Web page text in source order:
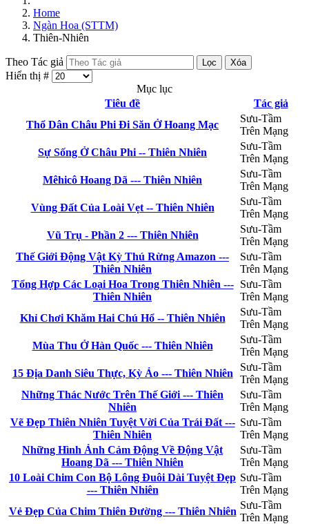
Home
Ngàn Hoa (STTM)
Thiên-Nhiên
Theo Tác giả Lọc Xóa
Hiển thị #
Mục lục
Tiêu đề
Tác giả
Thổ Dân Châu Phi Đi Săn Ở Hoang Mạc
Sưu-Tầm
Trên Mạng
Sự Sống Ở Châu Phi -- Thiên Nhiên
Sưu-Tầm
Trên Mạng
Mêhicô Hoang Dã --- Thiên Nhiên
Sưu-Tầm
Trên Mạng
Vùng Đất Của Loài Vẹt -- Thiên Nhiên
Sưu-Tầm
Trên Mạng
Vũ Trụ - Phần 2 --- Thiên Nhiên
Sưu-Tầm
Trên Mạng
Thế Giới Động Vật Kỳ Thú Rừng Amazon ---
Thiên Nhiên
Sưu-Tầm
Trên Mạng
Tổng Hợp Các Loại Hoa Trong Thiên Nhiên ---
Thiên Nhiên
Sưu-Tầm
Trên Mạng
Khỉ Chơi Khăm Hai Chú Hổ -- Thiên Nhiên
Sưu-Tầm
Trên Mạng
Mùa Thu Ở Hàn Quốc --- Thiên Nhiên
Sưu-Tầm
Trên Mạng
15 Địa Danh Siêu Thực, Kỳ Ảo --- Thiên Nhiên
Sưu-Tầm
Trên Mạng
Những Thác Nước Trên Thế Giới --- Thiên
Nhiên
Sưu-Tầm
Trên Mạng
Vẽ Đẹp Thiên Nhiên Tuyệt Vời Của Trái Đất ---
Thiên Nhiên
Sưu-Tầm
Trên Mạng
Những Hình Ảnh Cảm Động Về Động Vật
Hoang Dã --- Thiên Nhiên
Sưu-Tầm
Trên Mạng
10 Loài Chim Con Bộ Lông Đuôi Dài Tuyệt Đẹp
--- Thiên Nhiên
Sưu-Tầm
Trên Mạng
Vẻ Đẹp Của Chim Thiên Đường --- Thiên Nhiên
Sưu-Tầm
Trên Mạng